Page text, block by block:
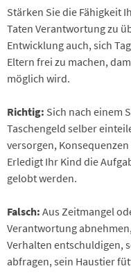
Stärken Sie die Fähigkeit
Taten Verantwortung zu
Entwicklung auch, sich
Eltern frei zu machen,
möglich wird.
Richtig: Sich nach einem
Taschengeld selber
versorgen,
Erledigt Ihr Kind die
gelobt werden.
Falsch: Aus Zeitmangel
Verantwortung
Verhalten entschuldigen,
abfragen, sein Haustier